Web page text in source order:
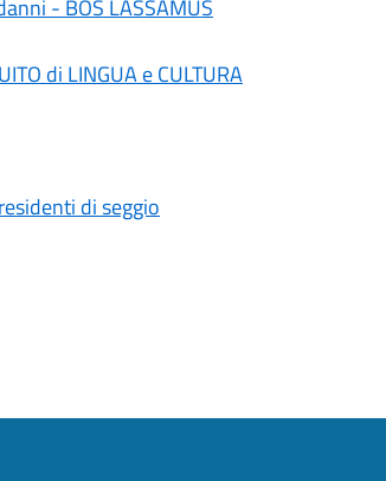
- BOS LASSAMUS
di LINGUA e CULTURA
di seggio